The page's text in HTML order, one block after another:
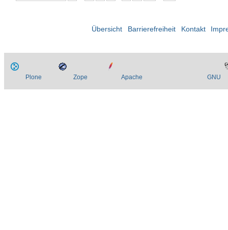
Übersicht Barrierefreiheit Kontakt
Plone Zope Apache GNU